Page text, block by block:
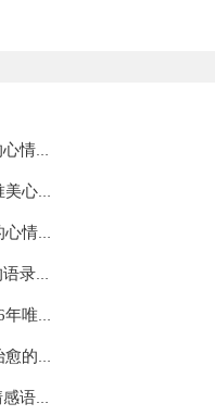
简单的伤心的心情语录锦集85句
2026年经典唯美心情的语录汇编79句
2026年伤心的心情语录38句
简单的心情的语录集锦35句
【必备】2026年唯美的心情语录68句
2026年精选治愈的心情语录大集合60句
通用感人的情感语录集锦96句